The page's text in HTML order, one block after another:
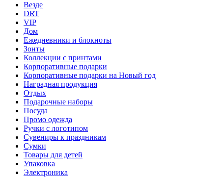
Везде
DRT
VIP
Дом
Ежедневники и блокноты
Зонты
Коллекции с принтами
Корпоративные подарки
Корпоративные подарки на Новый год
Наградная продукция
Отдых
Подарочные наборы
Посуда
Промо одежда
Ручки с логотипом
Сувениры к праздникам
Сумки
Товары для детей
Упаковка
Электроника